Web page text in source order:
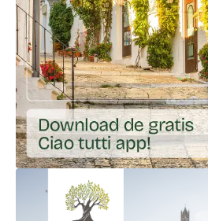
Ga naar externe link: https://